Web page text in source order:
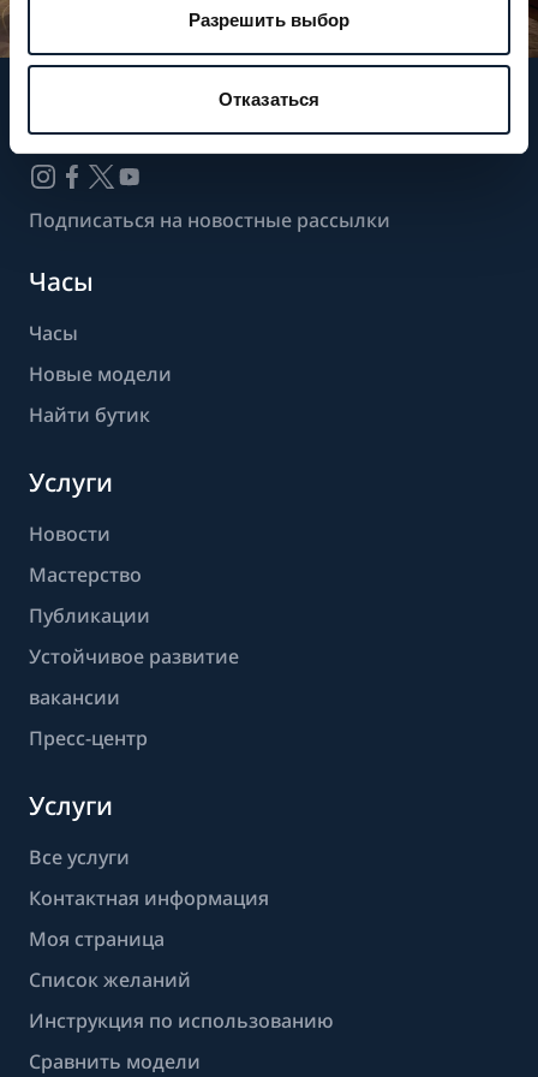
Разрешить выбор
Отказаться
Следите за нашими новостями
Подписаться на новостные рассылки
Часы
Часы
Новые модели
Найти бутик
Услуги
Новости
Мастерство
Публикации
Устойчивое развитие
вакансии
Пресс-центр
Услуги
Все услуги
Контактная информация
Моя страница
Список желаний
Инструкция по использованию
Сравнить модели